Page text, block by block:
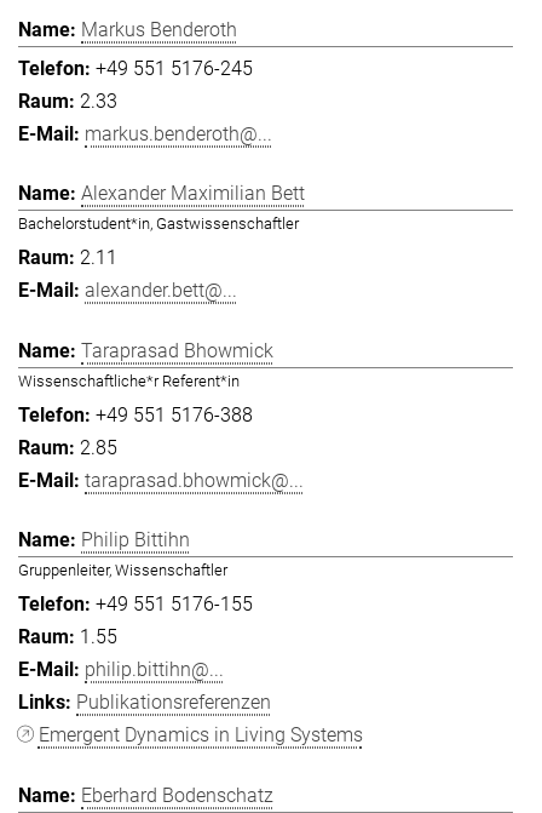
Markus Benderoth
+49 551 5176-245
2.33
markus.benderoth@...
Alexander Maximilian Bett
Bachelorstudent*in, Gastwissenschaftler
2.11
alexander.bett@...
Taraprasad Bhowmick
Wissenschaftliche*r Referent*in
+49 551 5176-388
2.85
taraprasad.bhowmick@...
Philip Bittihn
Gruppenleiter, Wissenschaftler
+49 551 5176-155
1.55
philip.bittihn@...
Publikationsreferenzen
Emergent Dynamics in Living Systems
Eberhard Bodenschatz